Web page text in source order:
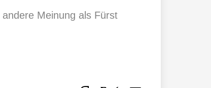
Meinung als Fürst